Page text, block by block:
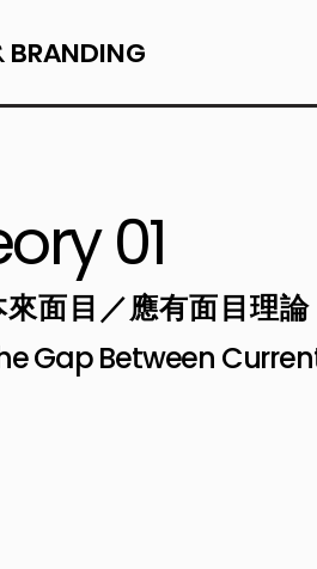
BRANDING
01
來面目／應有面目理論
Gap Between